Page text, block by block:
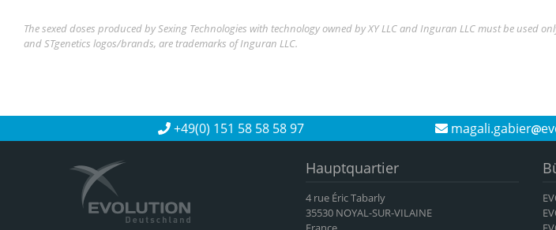
The sexed doses produced by Sexing Technologies with technology owned by XY LLC and Inguran LLC must be used
and STgenetics logos/brands, are trademarks of Inguran LLC.
+49(0) 151 58 58 58 97 magali.gabier
Hauptquartier
4 rue Éric Tabarly
35530 NOYAL-SUR-VILAINE